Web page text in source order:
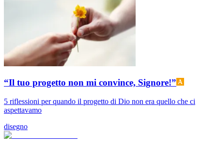
“Il tuo progetto non mi convince, Signore!”
5 riflessioni per quando il progetto di Dio non era quello che ci
aspettavamo
disegno